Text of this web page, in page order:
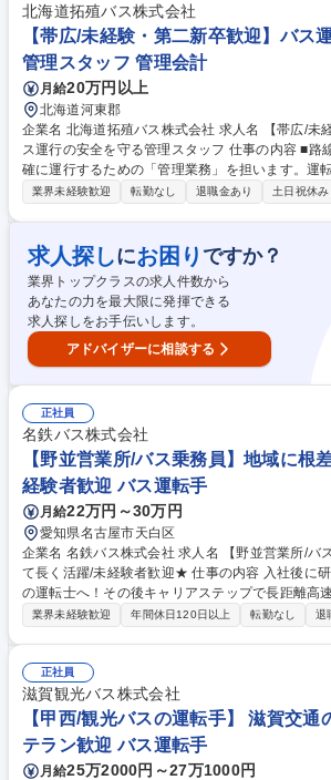
出荷業務 近距離配送・パレット輸送がメインです
ありません。 募集職種 【2t4tドライバー】未経験OK/正社員登用制度有/ト
レーディングカードの特殊印刷
北海道拓殖バス株式会社
【帯広/未経験・第二新卒歓迎】バス
管理スタッフ 管理会計
月給20万円以上
北海道河東郡
企業名 北海道拓殖バス株式会社 求人名 【帯広/未経験・第二新卒歓迎】バ
ス運行の安全を守る管理スタッフ 仕事の内容 ■路線・観光バスが安全・正
確に運行するための「管理業務」を担います。運
安全な運行計画（シフト）の作成など、バックオ
呼、アルコールチェック、健康状態の確認 □安全
割（ドライバーのシフト）の作成・管理 □運行状
ブル時の指示・対応 □安全運転のための教育や指
てハンドルを握れるよう、裏側から支える「司令
丁寧に知識を伝承するため、未経験でも安心です。 募集職種 【帯広/未経
験・第二新卒歓迎】バス運行の安全を守る管理ス
業界未経験歓迎 転勤なし 退職金あり 土日祝休み
求人探しにお困り ですか？
業界トップクラスの求人件数から
あなたの力を最大限に発揮できる
求人探しをお手伝いします。
アドバイザーに相談する
正社員
名鉄バス株式会社
【野並営業所/バス乗務員】地域に根
経験者歓迎 バス運転手
月給22万円～30万円
愛知県名古屋市天白区
企業名 名鉄バス株式会社 求人名 【野並営業所/バス乗務員】地域に根差し
て長く活躍/未経験者歓迎★ 仕事の内容 入社後に研修スタート⇒路線バス
の運転士へ！その後キャリアステップで長距離高
す。名古屋駅を発着点とし、仙台～福岡まで幅広
た約3ヶ月のトレーニングで“運転手デビュー”を応
ップによっては夜行バスもございます※変更範囲
日の流れ】■06:00 出勤、バスの点検、点呼
時間（休憩or一時帰宅)■16:00 乗務再開■21:00 終業 募集職種 【野並営
所/バス乗務員】地域に根差して長く活躍/未経験者
業界未経験歓迎 年間休日120日以上 転勤なし 退
正社員
滋賀観光バス株式会社
【甲西/観光バスの運転手】 滋賀交通
テラン歓迎 バス運転手
月給25万2000円～27万1000円